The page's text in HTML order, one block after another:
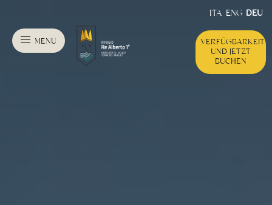
MENU
VERFÜGBARKEIT
UND JETZT
BUCHEN
ITA ENG DEU